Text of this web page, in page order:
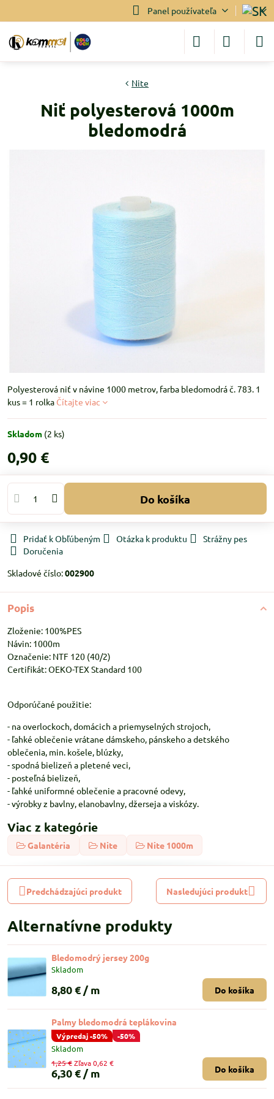
Panel používateľa
Nite
Niť polyesterová 1000m
bledomodrá
Polyesterová niť v návine 1000 metrov, farba bledomodrá č. 783. 1
kus = 1 rolka Čítajte viac
Skladom (2 ks)
0,90 €
Do košíka
Pridať k Obľúbeným Otázka k produktu
Strážny pes
Doručenia
Skladové číslo:002900
Popis
Zloženie: 100%PES
Návin: 1000m
Označenie: NTF 120 (40/2)
Certifikát: OEKO-TEX Standard 100
Odporúčané použitie:
- na overlockoch, domácich a priemyselných strojoch,
- ľahké oblečenie vrátane dámskeho, pánskeho a detského
oblečenia, min. košele, blúzky,
- spodná bielizeň a pletené veci,
- posteľná bielizeň,
- ľahké uniformné oblečenie a pracovné odevy,
- výrobky z bavlny, elanobavlny, džerseja a viskózy.
Viac z kategórie
Galantéria Nite Nite 1000m
Predchádzajúci produkt Nasledujúci produkt
Alternatívne produkty
Bledomodrý jersey 200g
Skladom
8,80 € / m Do košíka
Palmy bledomodrá teplákovina
Výpredaj -50% -50%
Skladom
1,25 €Zľava 0,62 €
6,30 € / m Do košíka